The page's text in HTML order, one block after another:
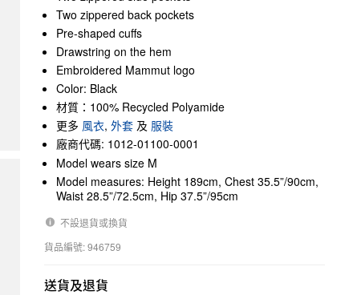
Two zippered back pockets
Pre-shaped cuffs
Drawstring on the hem
Embroidered Mammut logo
Color: Black
材質：100% Recycled Polyamide
更多 風衣, 外套 及 服裝
廠商代碼: 1012-01100-0001
Model wears size M
Model measures: Height 189cm, Chest 35.5”/90cm,
Waist 28.5”/72.5cm, Hip 37.5”/95cm
不設退貨或換貨
貨品編號: 946759
送貨及退貨